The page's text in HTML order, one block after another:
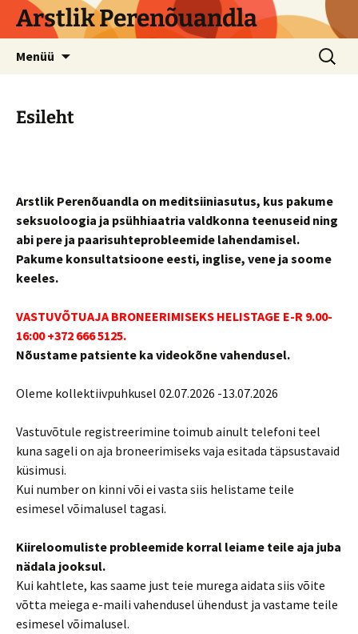
Arstlik Perenõuandla
Menüü Otsi:
Esileht
Arstlik Perenõuandla on meditsiiniasutus, kus pakume
seksuoloogia ja psühhiaatria valdkonna teenuseid ning
abi pere ja paarisuhteprobleemide lahendamisel.
Pakume konsultatsioone eesti, inglise, vene ja soome
keeles.
VASTUVÕTUAJA BRONEERIMISEKS HELISTAGE E-R 9.00-
16:00 +372 666 5125.
Nõustame patsiente ka videokõne vahendusel.
Oleme kollektiivpuhkusel 02.07.2026 -13.07.2026
Vastuvõtule registreerimine toimub ainult telefoni teel
kuna sageli on aja broneerimiseks vaja esitada täpsustavaid
küsimusi.
Kui number on kinni või ei vasta siis helistame teile
esimesel võimalusel tagasi.
Kiireloomuliste probleemide korral leiame teile aja juba
nädala jooksul.
Kui kahtlete, kas saame just teie murega aidata siis võite
võtta meiega e-maili vahendusel ühendust ja vastame teile
esimesel võimalusel.